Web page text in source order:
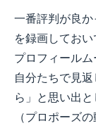
一番評判が良
を録画してお
プロフィール
自分たちで見
ら」と思い出
（プロポーズ